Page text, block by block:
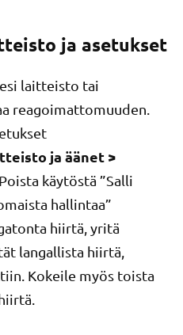
ja asetukset
laitteisto tai
reagoimattomuuden.
ja äänet >
. Poista käytöstä ”Salli
hallintaa”
hiirtä, yritä
langallista hiirtä,
Kokeile myös toista